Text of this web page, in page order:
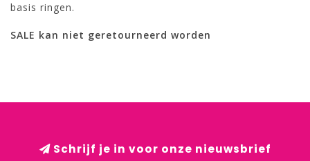
basis ringen.
SALE kan niet geretourneerd worden
Schrijf je in voor onze nieuwsbrief